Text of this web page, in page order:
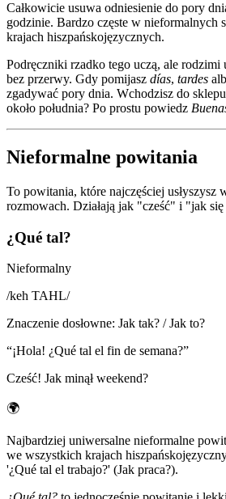
Całkowicie usuwa odniesienie do pory
godzinie. Bardzo częste w nieformalnych
krajach hiszpańskojęzycznych.
Podręczniki rzadko tego uczą, ale
bez przerwy. Gdy pomijasz días, tardes
zgadywać pory dnia. Wchodzisz do
około południa? Po prostu powiedz
Nieformalne powitania
To powitania, które najczęściej usłyszysz
rozmowach. Działają jak "cześć" i "jak
¿Qué tal?
Nieformalny
/keh TAHL/
Znaczenie dosłowne: Jak tak? / Jak to?
“¡Hola! ¿Qué tal el fin de semana?”
Cześć! Jak minął weekend?
🌍
Najbardziej uniwersalne nieformalne
we wszystkich krajach
'¿Qué tal el trabajo?' (Jak praca?).